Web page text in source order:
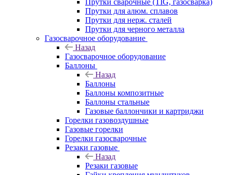
Прутки сварочные (TIG, газосварка)
Прутки для алюм. сплавов
Прутки для нерж. сталей
Прутки для черного металла
Газосварочное оборудование
Назад
Газосварочное оборудование
Баллоны
Назад
Баллоны
Баллоны композитные
Баллоны стальные
Газовые баллончики и картриджи
Горелки газовоздушные
Газовые горелки
Горелки газосварочные
Резаки газовые
Назад
Резаки газовые